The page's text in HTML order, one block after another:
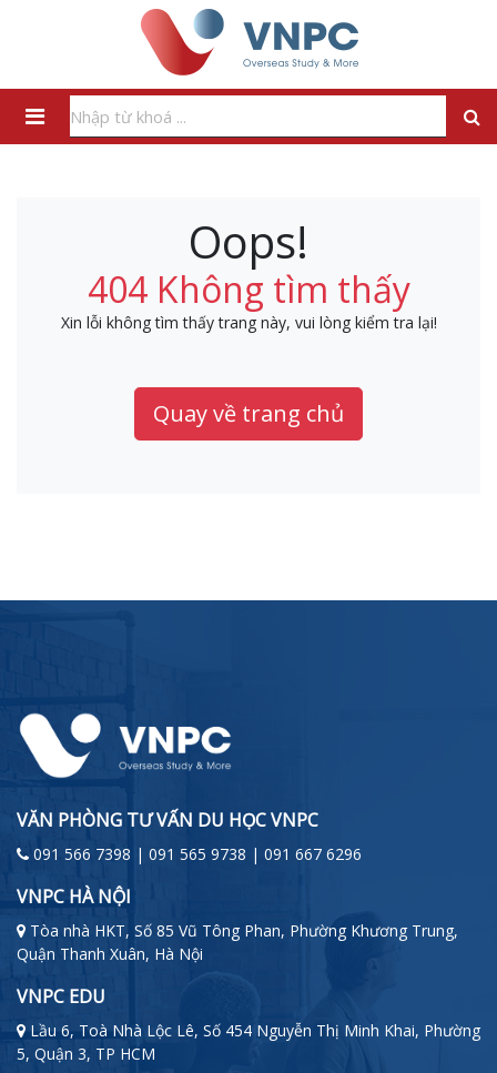
Oops!
404 Không tìm thấy
Xin lỗi không tìm thấy trang này, vui lòng kiểm tra lại!
Quay về trang chủ
VĂN PHÒNG TƯ VẤN DU HỌC VNPC
091 566 7398 | 091 565 9738 | 091 667 6296
VNPC HÀ NỘI
Tòa nhà HKT, Số 85 Vũ Tông Phan, Phường Khương Trung,
Quận Thanh Xuân, Hà Nội
VNPC EDU
Lầu 6, Toà Nhà Lộc Lê, Số 454 Nguyễn Thị Minh Khai, Phường
5, Quận 3, TP HCM